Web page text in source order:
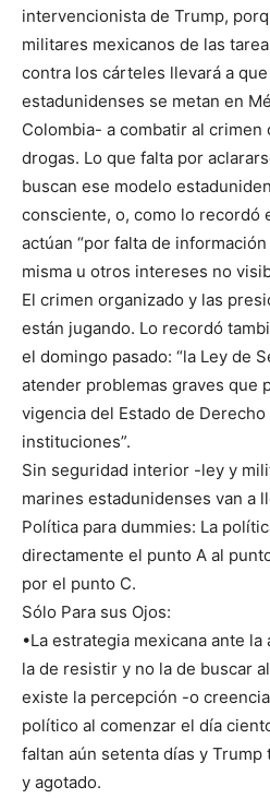
intervencionista de Trump,
militares mexicanos de las
contra los cárteles llevará a
estadunidenses se metan en
Colombia- a combatir al crimen
drogas. Lo que falta por
buscan ese modelo
consciente, o, como lo recordó
actúan “por falta de
misma u otros intereses no
El crimen organizado y las
están jugando. Lo recordó
el domingo pasado: “la Ley de
atender problemas graves que
vigencia del Estado de
instituciones”.
Sin seguridad interior -ley y
marines estadunidenses van a
Política para dummies: La
directamente el punto A al
por el punto C.
Sólo Para sus Ojos:
•La estrategia mexicana ante
la de resistir y no la de buscar
existe la percepción -o
político al comenzar el día
faltan aún setenta días y
y agotado.